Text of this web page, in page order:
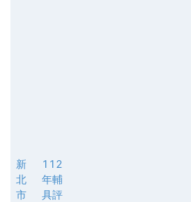
新
北
市
112
年輔
具評